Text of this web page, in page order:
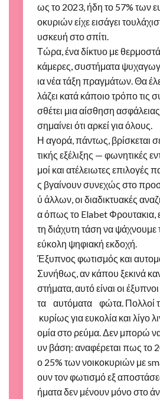
ως το 2023, ήδη το 57% των
οκυριών είχε εισάγει
υσκευή στο σπίτι.
Τώρα, ένα δίκτυο με
κάμερες, συστήματα
ια νέα τάξη πραγμάτων. Θα
λάζει κατά κάποιο τρόπο τις
σθέτει μια αίσθηση
σημαίνει ότι αρκεί για όλους.
Η αγορά, πάντως, βρίσκεται
τικής εξέλιξης — φωνητικές
μοί και ατέλειωτες επιλογές
ς βγαίνουν συνεχώς στο
ύ άλλων, οι διαδικτυακές
α όπως το Elabet Φρουτακια,
τη διάχυτη τάση να ψάχνουμε
εύκολη ψηφιακή εκδοχή.
Έξυπνος φωτισμός και
Συνήθως, αν κάπου ξεκινά
στήματα, αυτό είναι οι
τα αυτόματα φώτα. Πολλοί
κυρίως για ευκολία και λίγο
ομία στο ρεύμα. Δεν μπορώ
υν βάση: αναφέρεται πως το
ο 25% των νοικοκυριών με
ουν τον φωτισμό εξ
ήματα δεν μένουν μόνο στο